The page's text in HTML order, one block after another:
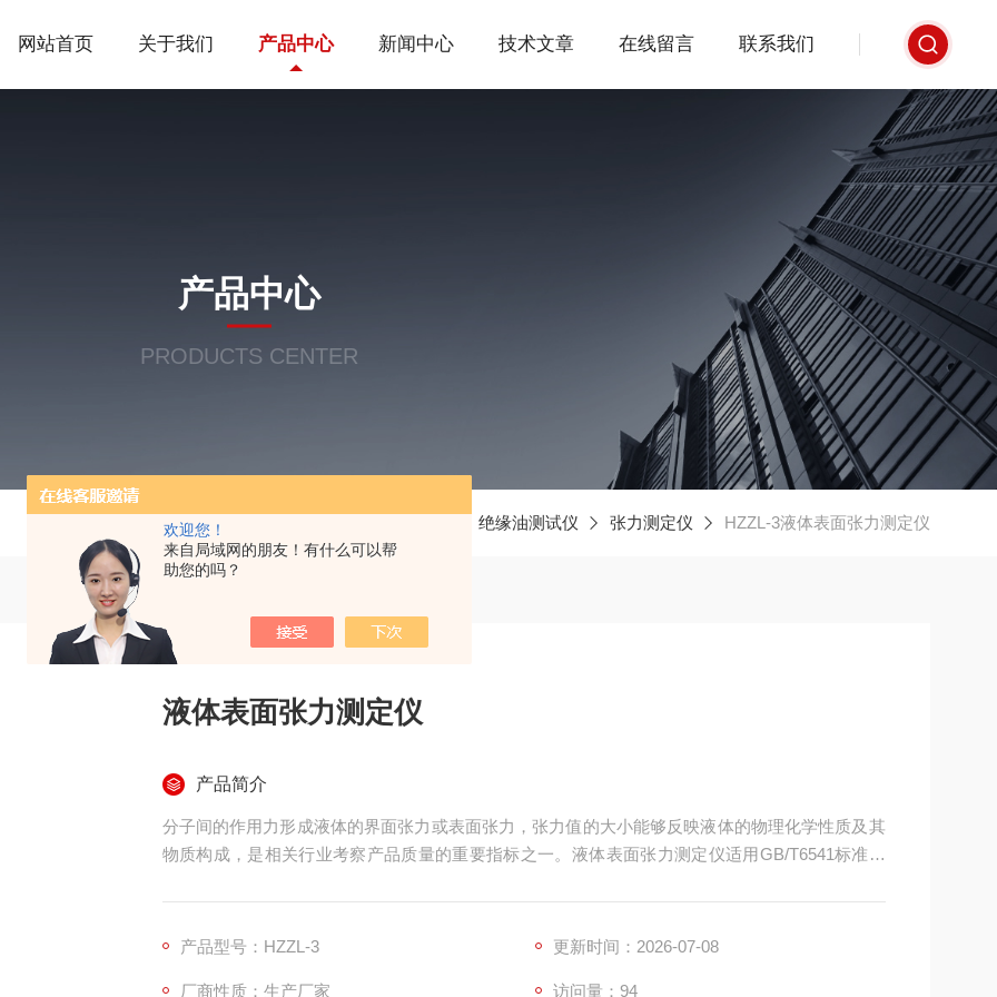
欢迎您！
来自局域网的朋友！有什么可以帮
助您的吗？
网站首页 关于我们 产品中心 新闻中心 技术文章 在线留言 联系我们
产品中心
PRODUCTS CENTER
绝缘油测试仪 张力测定仪 HZZL-3液体表面张力测定仪
液体表面张力测定仪
产品简介
分子间的作用力形成液体的界面张力或表面张力，张力值的大小能够反映液体的物理化学性质及其
物质构成，是相关行业考察产品质量的重要指标之一。液体表面张力测定仪适用GB/T6541标准，
品，教学等行业。
产品型号：HZZL-3 更新时间：2026-07-08
厂商性质：生产厂家 访问量：94